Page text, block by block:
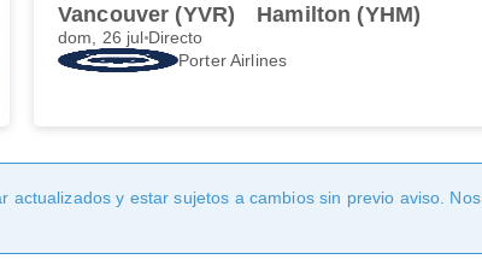
Vancouver (YVR) Hamilton (YHM)
dom, 26 jul Directo
Porter Airlines
y estar sujetos a cambios sin previo aviso. Nos